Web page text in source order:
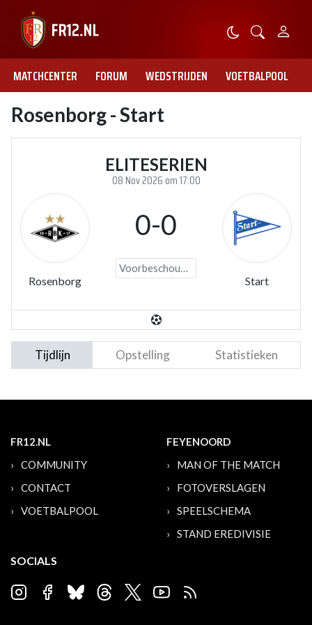
MATCHCENTER FORUM WEDSTRIJDEN VOETBALPOOL
Rosenborg - Start
ELITESERIEN
08 Nov 2026 om 17:00
Rosenborg
0-0
Voorbeschouwing
Start
Tijdlijn Opstelling Statistieken
FR12.NL
COMMUNITY
CONTACT
VOETBALPOOL
FEYENOORD
MAN OF THE MATCH
FOTOVERSLAGEN
SPEELSCHEMA
STAND EREDIVISIE
SOCIALS